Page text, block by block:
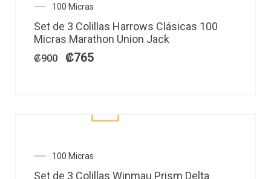
100 Micras
Set de 3 Colillas Harrows Clásicas 100
Micras Marathon Union Jack
₡900
El
precio
original
era:
₡900.
₡765
precio
actual
es:
₡765.
100 Micras
Set de 3 Colillas Winmau Prism Delta
El
precio
precio